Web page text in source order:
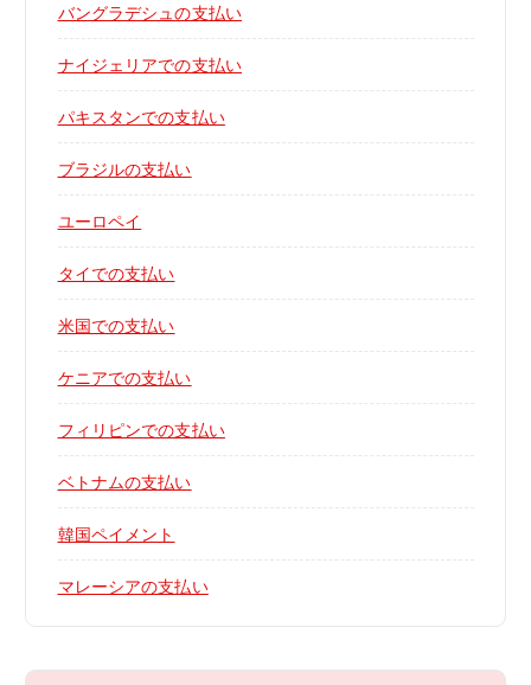
バングラデシュの支払い
ナイジェリアでの支払い
パキスタンでの支払い
ブラジルの支払い
ユーロペイ
タイでの支払い
米国での支払い
ケニアでの支払い
フィリピンでの支払い
ベトナムの支払い
韓国ペイメント
マレーシアの支払い